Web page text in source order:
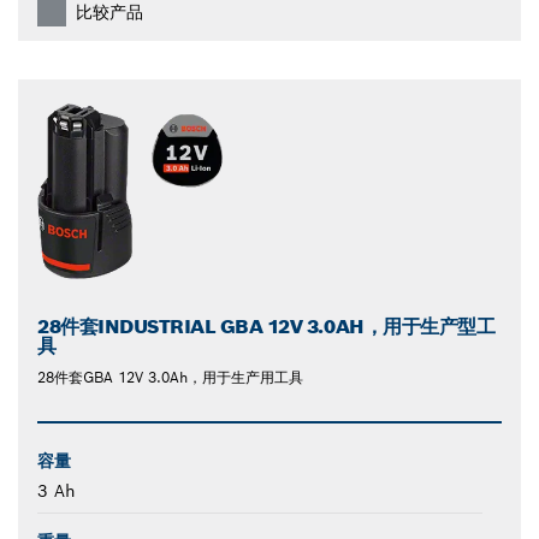
比较产品
28件套INDUSTRIAL GBA 12V 3.0AH，用于生产型工
具
28件套GBA 12V 3.0Ah，用于生产用工具
容量
3 Ah